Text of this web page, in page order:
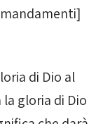
di Dio al
gloria di Dio